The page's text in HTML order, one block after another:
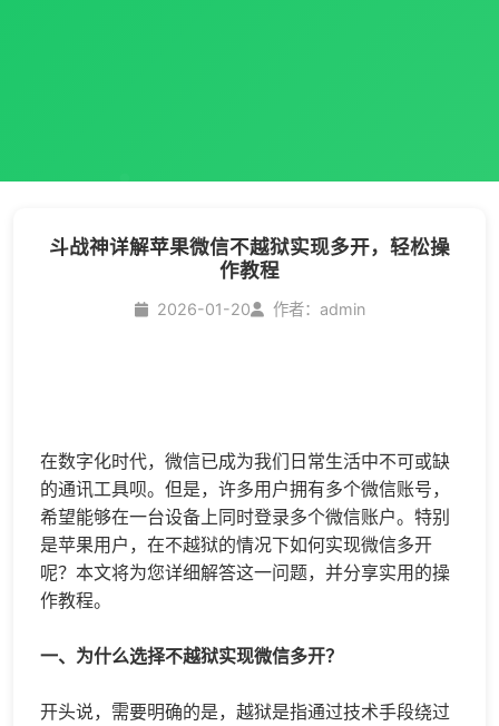
斗战神详解苹果微信不越狱实现多开，轻松操
作教程
2026-01-20 作者：admin
在数字化时代，微信已成为我们日常生活中不可或缺
的通讯工具呗。但是，许多用户拥有多个微信账号，
希望能够在一台设备上同时登录多个微信账户。特别
是苹果用户，在不越狱的情况下如何实现微信多开
呢？本文将为您详细解答这一问题，并分享实用的操
作教程。
一、为什么选择不越狱实现微信多开？
开头说，需要明确的是，越狱是指通过技术手段绕过